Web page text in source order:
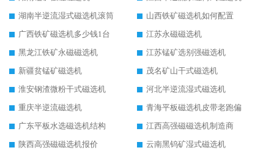
湖南半逆流湿式磁选机滚筒
山西铁矿磁选机如何配置
广西铁矿磁选机多少钱1台
江苏永磁磁选机
黑龙江铁矿永磁磁选机
江苏锰矿选别强磁选机
新疆贫锰矿磁选机
茂名矿山干式磁选机
淮安钢渣微粉干式磁选机
河北半逆流湿式磁选机
重庆半逆流磁选机
青海平板磁选机皮带老跑偏
广东平板水选磁选机结构
江西高强磁磁选机制造商
陕西高强磁磁选机报价
云南黑钨矿湿式磁选机